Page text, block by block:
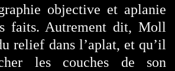
objective et aplanie
faits. Autrement dit, Moll
relief dans l’aplat, et qu’il
les couches de son